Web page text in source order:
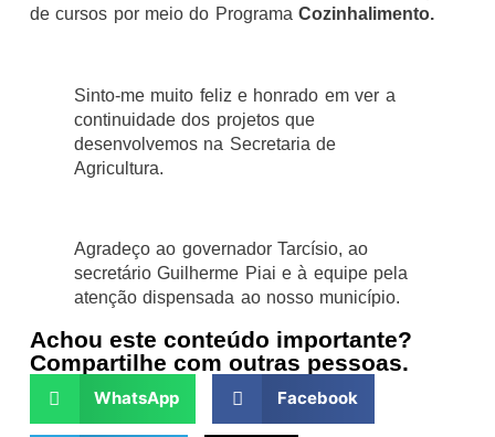
de cursos por meio do ProgramaCozinhalimento.
Sinto-me muito feliz e honrado em ver a
continuidade dos projetos que
desenvolvemos na Secretaria de
Agricultura.
Agradeço ao governador Tarcísio, ao
secretário Guilherme Piai e à equipe pela
atenção dispensada ao nosso município.
Achou este conteúdo importante?
Compartilhe com outras pessoas.
WhatsApp Facebook